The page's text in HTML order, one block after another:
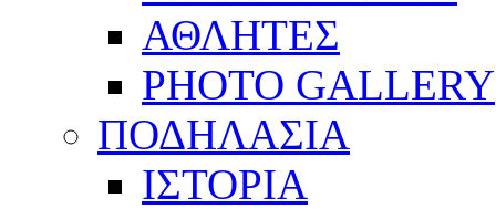
ΑΘΛΗΤΕΣ
PHOTO GALLERY
ΠΟΔΗΛΑΣΙΑ
ΙΣΤΟΡΙΑ